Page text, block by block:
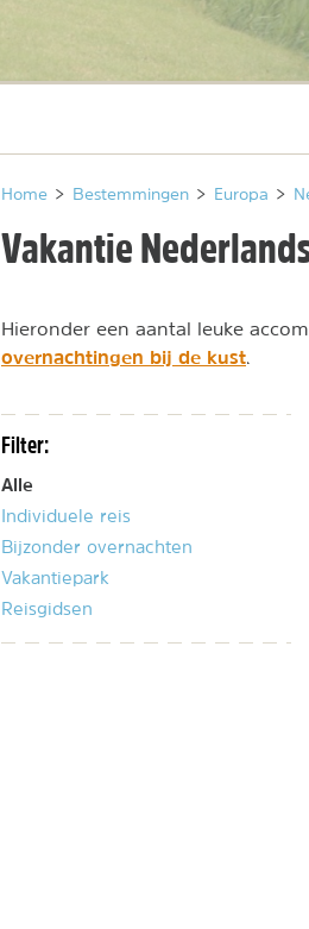
Home > Bestemmingen > Europa >
Vakantie
Hieronder een aantal leuke
overnachtingen bij de kust.
Filter:
Alle
Individuele reis
Bijzonder overnachten
Vakantiepark
Reisgidsen